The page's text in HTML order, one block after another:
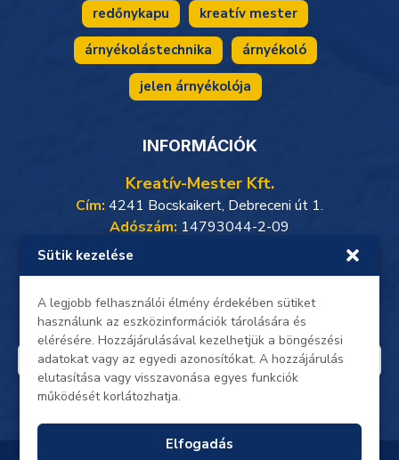
Sütik kezelése
A legjobb felhasználói élmény érdekében sütiket
használunk az eszközinformációk tárolására és
elérésére. Hozzájárulásával kezelhetjük a böngészési
adatokat vagy az egyedi azonosítókat. A hozzájárulás
elutasítása vagy visszavonása egyes funkciók
működését korlátozhatja.
Elfogadás
redőnykapu kreatív mester
árnyékolástechnika árnyékoló
jelen árnyékolója
INFORMÁCIÓK
Kreatív-Mester Kft.
Cím: 4241 Bocskaikert, Debreceni út 1.
Adószám: 14793044-2-09
Weboldalunkon minden adat, beleértve a személyes
adataidat, titkosított kapcsolaton keresztül zajlik.
Oldalunkon a gyors és biztonságosSimplePay online
bankkártyás fizetésérhető el.